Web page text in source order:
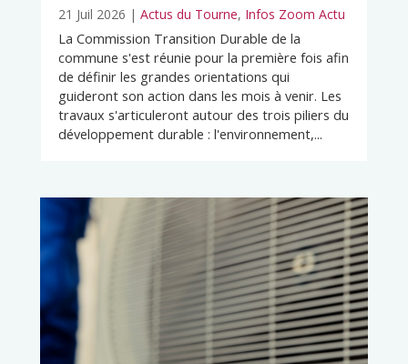
21 Juil 2026 | Actus du Tourne, Infos Zoom Actu
La Commission Transition Durable de la
commune s'est réunie pour la première fois afin
de définir les grandes orientations qui
guideront son action dans les mois à venir. Les
travaux s'articuleront autour des trois piliers du
développement durable : l'environnement,...